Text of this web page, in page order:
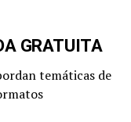
GRATUITA
temáticas de